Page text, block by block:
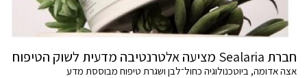
חברת Sealaria מציעה אלטרנטיבה מדעית לשוק הטיפוח
אצה אדומה, ביוטכנולוגיה כחול־לבן ושגרת טיפוח מבוססת מדע